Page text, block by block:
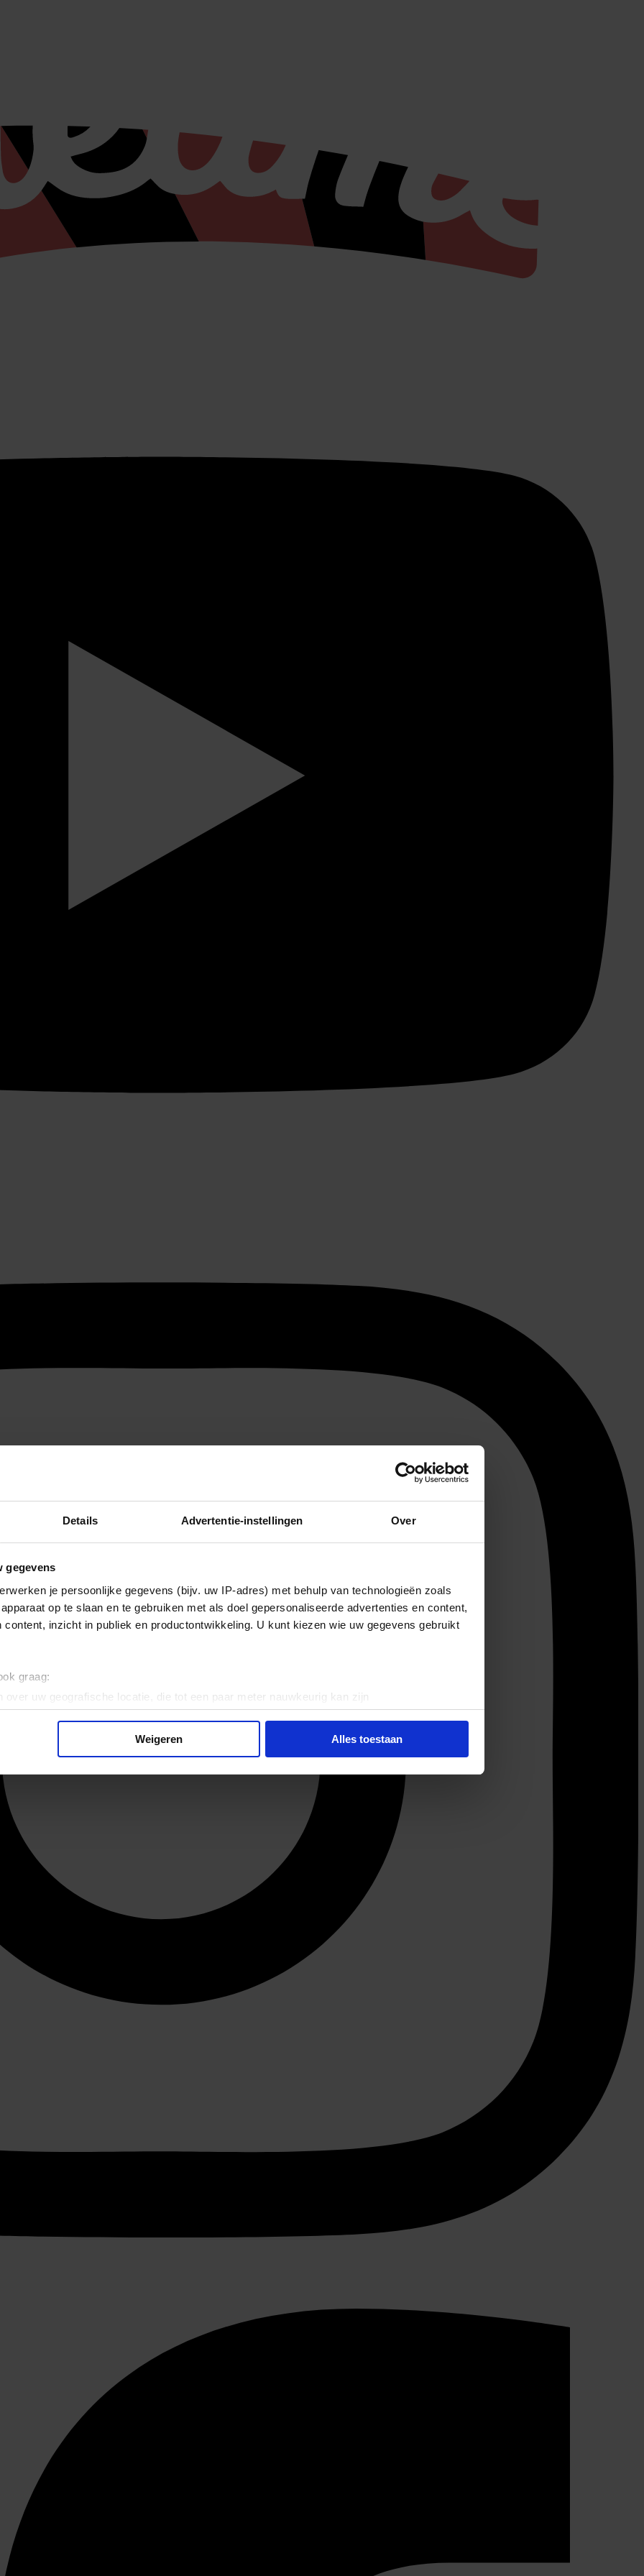
Details Advertentie-instellingen Over
gegevens
je persoonlijke gegevens (bijv. uw IP-adres) met behulp van technologieën zoals
op te slaan en te gebruiken met als doel gepersonaliseerde advertenties en content,
content, inzicht in publiek en productontwikkeling. U kunt kiezen wie uw gegevens gebruikt
graag:
over uw geografische locatie, die tot een paar meter nauwkeurig kan zijn
door het actief te scannen op specifieke eigenschappen (fingerprinting)
gegevens worden verwerkt en stel uw voorkeuren in het
detailgedeelte
en advertenties te personaliseren, om functies voor social media te bieden en om ons
Ook delen we informatie over uw gebruik van onze site met onze partners voor social
Deze partners kunnen deze gegevens combineren met andere informatie die u aan ze heeft
op basis van uw gebruik van hun services.
Weigeren Alles toestaan